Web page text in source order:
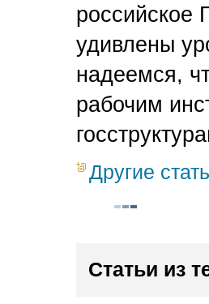
российское
удивлены
надеемся,
рабочим
Другие
Статьи из